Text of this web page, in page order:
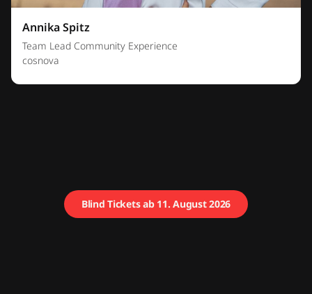
Annika Spitz
Team Lead Community Experience
cosnova
Blind Tickets ab 11. August 2026